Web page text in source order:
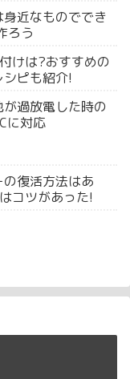
近なものででき
ろう
けは?おすすめの
ピも紹介!
過放電した時の
に対応
復活方法はあ
コツがあった!